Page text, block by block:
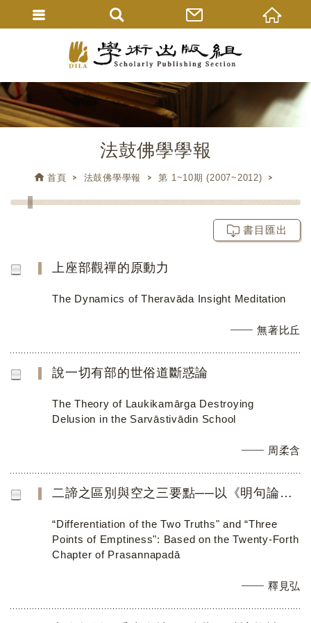
法鼓佛學學報
首頁 法鼓佛學學報 第 1~10期 (2007~2012)
書目匯出
上座部觀禪的原動力
The Dynamics of Theravāda Insight Meditation
無著比丘
說一切有部的世俗道斷惑論
The Theory of Laukikamārga Destroying
Delusion in the Sarvāstivādin School
周柔含
二諦之區別與空之三要點──以《明句論》第二十四章為主
“Differentiation of the Two Truths" and “Three
Points of Emptiness": Based on the Twenty-Forth
Chapter of Prasannapadā
釋見弘